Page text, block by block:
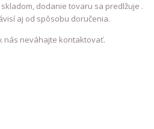
dodanie tovaru sa predlžuje .
aj od spôsobu doručenia.
nás neváhajte kontaktovať.